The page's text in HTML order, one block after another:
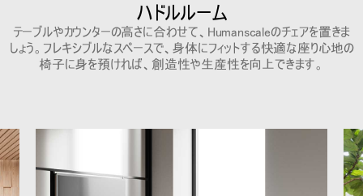
ハドルルーム
テーブルやカウンターの高さに合わせて、Humanscaleのチェアを置きま
しょう。フレキシブルなスペースで、身体にフィットする快適な座り心地の
椅子に身を預ければ、創造性や生産性を向上できます。